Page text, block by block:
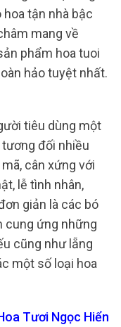
tận nhà bậc
mang về
phẩm hoa tuoi
hảo tuyệt nhất.
tiêu dùng một
đối nhiều
cân xứng với
lễ tình nhân,
giản là các bó
cung ứng những
cũng như lẵng
một số loại hoa
Tươi Ngọc Hiển